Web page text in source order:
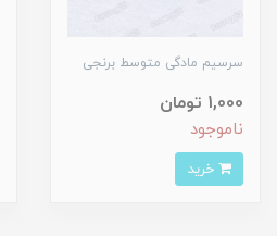
سرسیم مادگی متوسط برنجی
1,000 تومان
ناموجود